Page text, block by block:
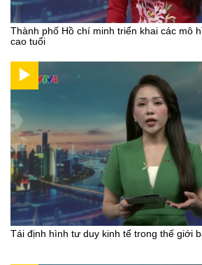
Thành phố Hồ chí minh triển khai các mô
cao tuổi
Tái định hình tư duy kinh tế trong thế giới